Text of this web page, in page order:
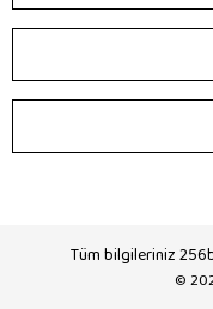
Tüm bilgileriniz
©